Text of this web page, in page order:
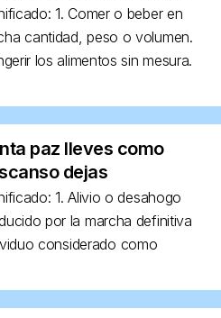
1. Comer o beber en
cantidad, peso o volumen.
los alimentos sin mesura.
paz lleves como
dejas
1. Alivio o desahogo
por la marcha definitiva
considerado como